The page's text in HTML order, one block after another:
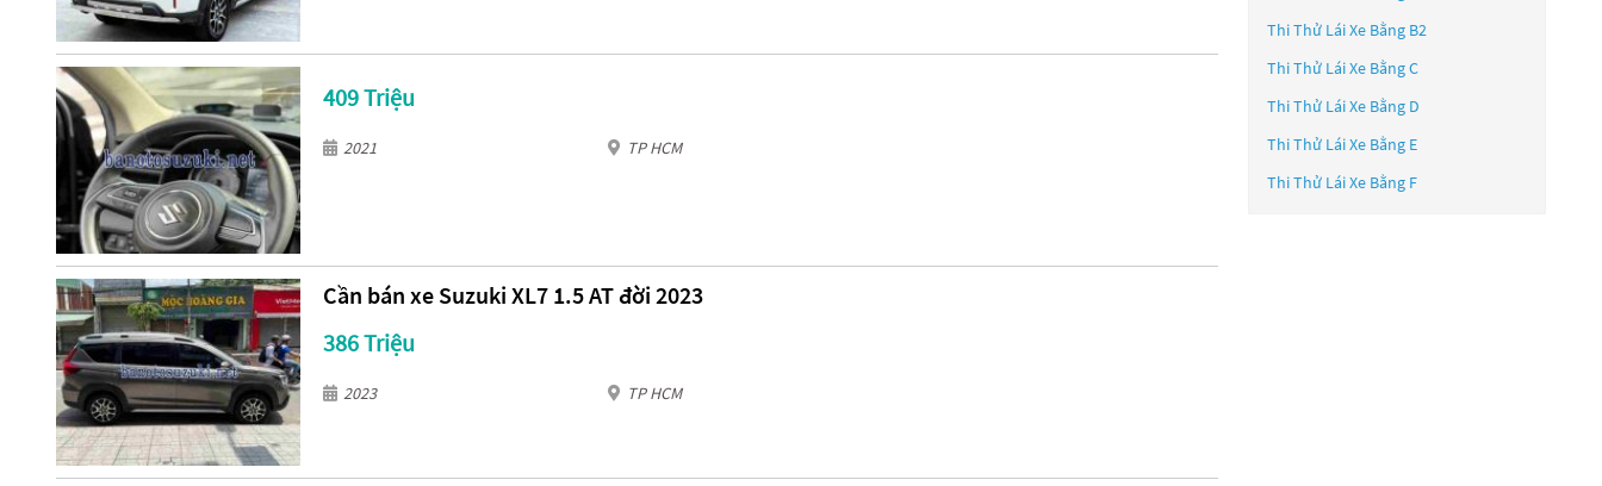
409 Triệu
2021 TP HCM
Cần bán xe Suzuki XL7 1.5 AT đời 2023
386 Triệu
2023 TP HCM
Thi Thử Lái Xe Bằng B2
Thi Thử Lái Xe Bằng C
Thi Thử Lái Xe Bằng D
Thi Thử Lái Xe Bằng E
Thi Thử Lái Xe Bằng F